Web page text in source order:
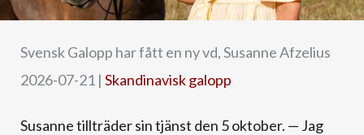
Svensk Galopp har fått en ny vd, Susanne Afzelius
2026-07-21 | Skandinavisk galopp
Susanne tillträder sin tjänst den 5 oktober. — Jag